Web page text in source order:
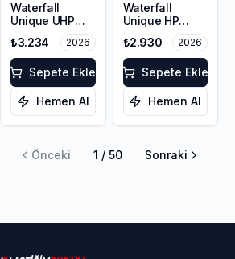
Waterfall
Unique UHP
215/55R17 94W
₺3.234 2026
Sepete Ekle
Hemen Al
Waterfall
Unique HP
205/60R16 92V
₺2.930 2026
Sepete Ekle
Hemen Al
Önceki 1 / 50 Sonraki